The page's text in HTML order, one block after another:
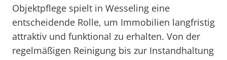
Objektpflege spielt in Wesseling eine
entscheidende Rolle, um Immobilien langfristig
attraktiv und funktional zu erhalten. Von der
regelmäßigen Reinigung bis zur Instandhaltung